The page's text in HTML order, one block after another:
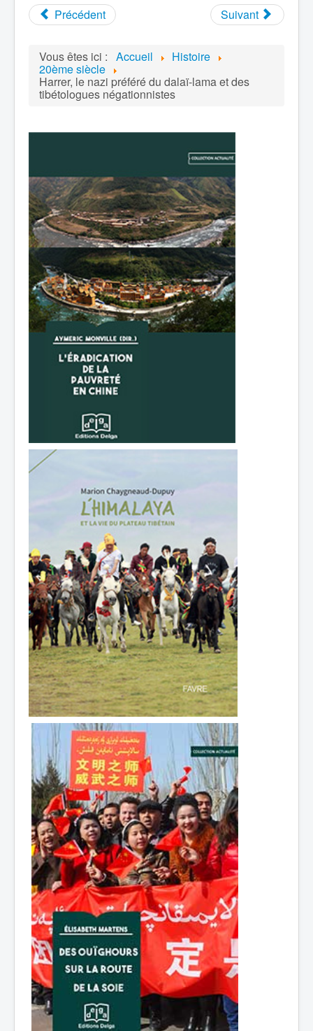
Précédent Suivant
Vous êtes ici : Accueil Histoire
20ème siècle
Harrer, le nazi préféré du dalaï-lama et des
tibétologues négationnistes